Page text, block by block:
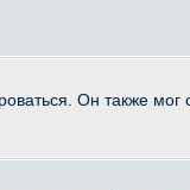
Он также мог